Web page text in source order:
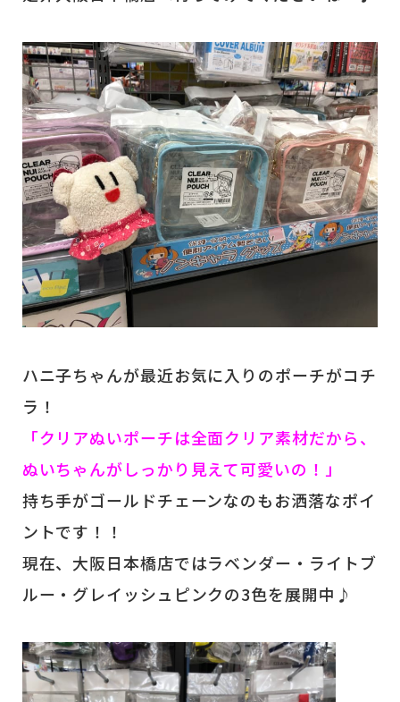
ハニ子ちゃんが最近お気に入りのポーチがコチ
ラ！
「クリアぬいポーチは全面クリア素材だから、
ぬいちゃんがしっかり見えて可愛いの！」
持ち手がゴールドチェーンなのもお洒落なポイ
ントです！！
現在、大阪日本橋店ではラベンダー・ライトブ
ルー・グレイッシュピンクの3色を展開中♪